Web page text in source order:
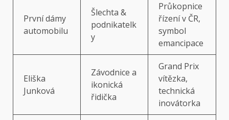
První dámy
automobilu
Šlechta &
podnikatelk
y
Průkopnice
řízení v ČR,
symbol
emancipace
Eliška
Junková
Závodnice a
ikonická
řidička
Grand Prix
vítězka,
technická
inovátorka